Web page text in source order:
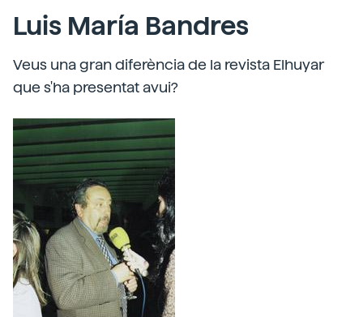
Luis María Bandres
Veus una gran diferència de la revista Elhuyar
que s'ha presentat avui?